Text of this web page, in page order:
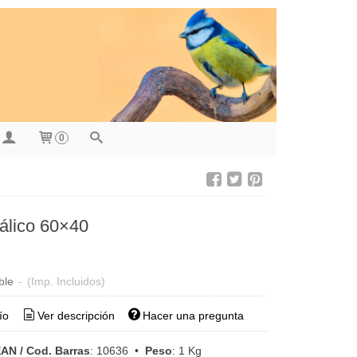
0
60×40
- (Imp. Incluidos)
Ver descripción Hacer una pregunta
/ Cod. Barras: 10636 • Peso: 1 Kg